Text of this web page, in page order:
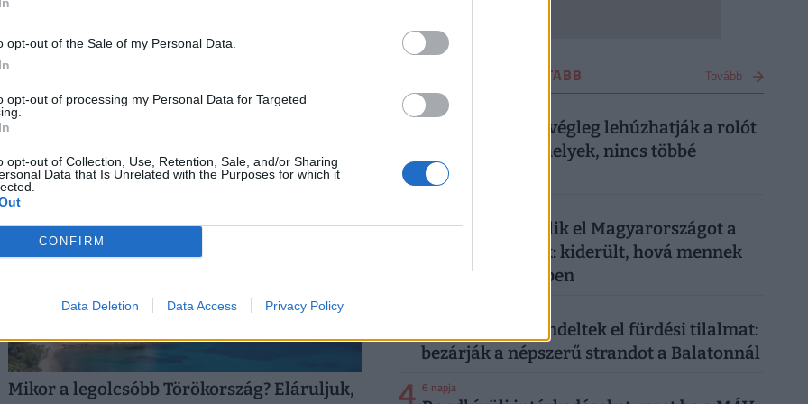
opt-out of the Sale of my Personal Data.
opt-out of processing my Personal Data for Targeted
opt-out of Collection, Use, Retention, Sale, and/or Sharing
Data that Is Unrelated with the Purposes for which it
CONFIRM
Data Deletion Data Access Privacy Policy
Szabályosan megrohanják Budapestet
a külföldiek: kiderült, melyik nemzet
Friss foglalási adatok alapján 82 különböző országból
Fesztivál idején,
Mikor a legolcsóbb Törökország? Eláruljuk,
UTAZÁS LEGOLVASOTTABB Tovább
1 3 napja
Kész, ennyi volt: végleg lehúzhatják a rolót
ezek a balatoni helyek, nincs többé
menekülőút
2 Tömegével kerülik el Magyarországot a
külföldi turisták: kiderült, hová mennek
sokkal szívesebben
Újabb helyen rendeltek el fürdési tilalmat:
bezárják a népszerű strandot a Balatonnál
4 6 napja